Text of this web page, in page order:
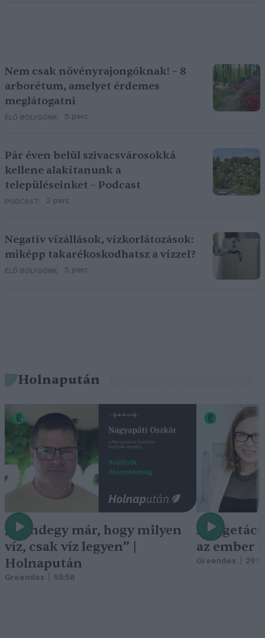
Nem csak növényrajongóknak! – 8
arborétum, amelyet érdemes
meglátogatni
ÉLŐ BOLYGÓNK 5 perc
Pár éven belül szivacsvárosokká
kellene alakítanunk a
településeinket – Podcast
PODCAST 2 perc
Negatív vízállások, vízkorlátozások:
miképp takarékoskodhatsz a vízzel?
ÉLŐ BOLYGÓNK 5 perc
Holnapután
„Mindegy már, hogy milyen
víz, csak víz legyen” |
Holnapután
Greendex 55:58
A
az ember
Greendex